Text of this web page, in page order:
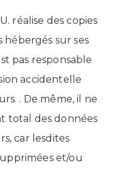
réalise des copies
sur ses
pas responsable
accidentelle
. De même, il ne
total des données
car lesdites
et/ou